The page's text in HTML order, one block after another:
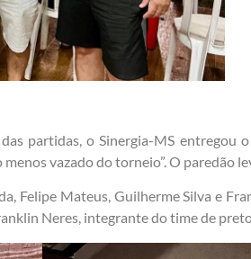
partidas, o Sinergia-MS entregou
vazado do torneio”. O paredão
Felipe Mateus, Guilherme Silva e
Neres, integrante do time de